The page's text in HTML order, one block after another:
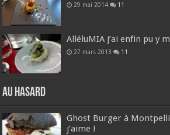
29 mai 2014 11
AlléluMIA j’ai enfin pu y
27 mars 2013 11
Au hasard
Ghost Burger à
j’aime !